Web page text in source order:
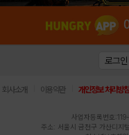
로그인
회사소개 이용약관 개인정보 처리방침
사업자등록번호
주소: 서울시 금천구 가산디